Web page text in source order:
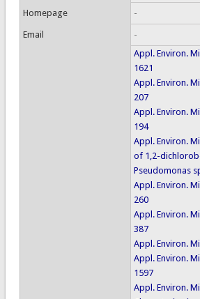
Homepage -
Email -
Appl. Environ.
1621
Appl. Environ.
207
Appl. Environ.
194
Appl. Environ.
of 1,2-
Pseudomonas
Appl. Environ.
260
Appl. Environ.
387
Appl. Environ.
Appl. Environ.
1597
Appl. Environ.